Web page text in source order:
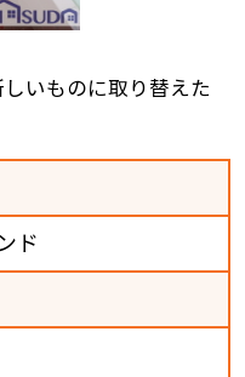
いものに取り替えた
ド